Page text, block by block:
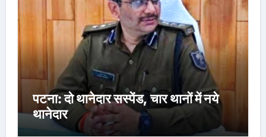
पटना: दो थानेदार सस्पेंड, चार थानों में नये
थानेदार